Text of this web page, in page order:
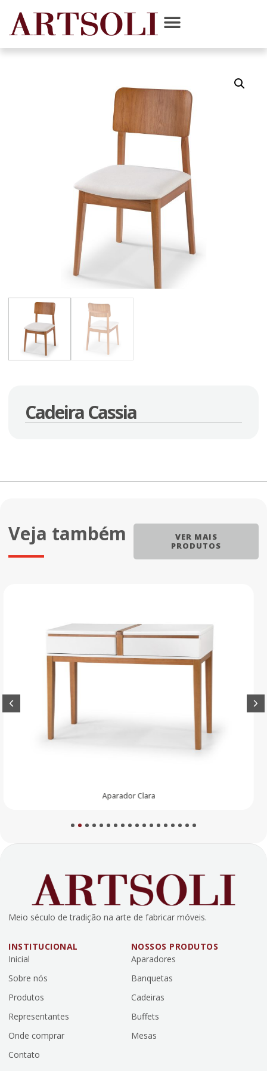
Cadeira Cassia
Veja também
VER MAIS
PRODUTOS
5 6 7 8 9 101112131415161718
Meio século de tradição na arte de fabricar móveis.
INSTITUCIONAL
Inicial
Sobre nós
Produtos
Representantes
Onde comprar
Contato
NOSSOS PRODUTOS
Aparadores
Banquetas
Cadeiras
Buffets
Mesas